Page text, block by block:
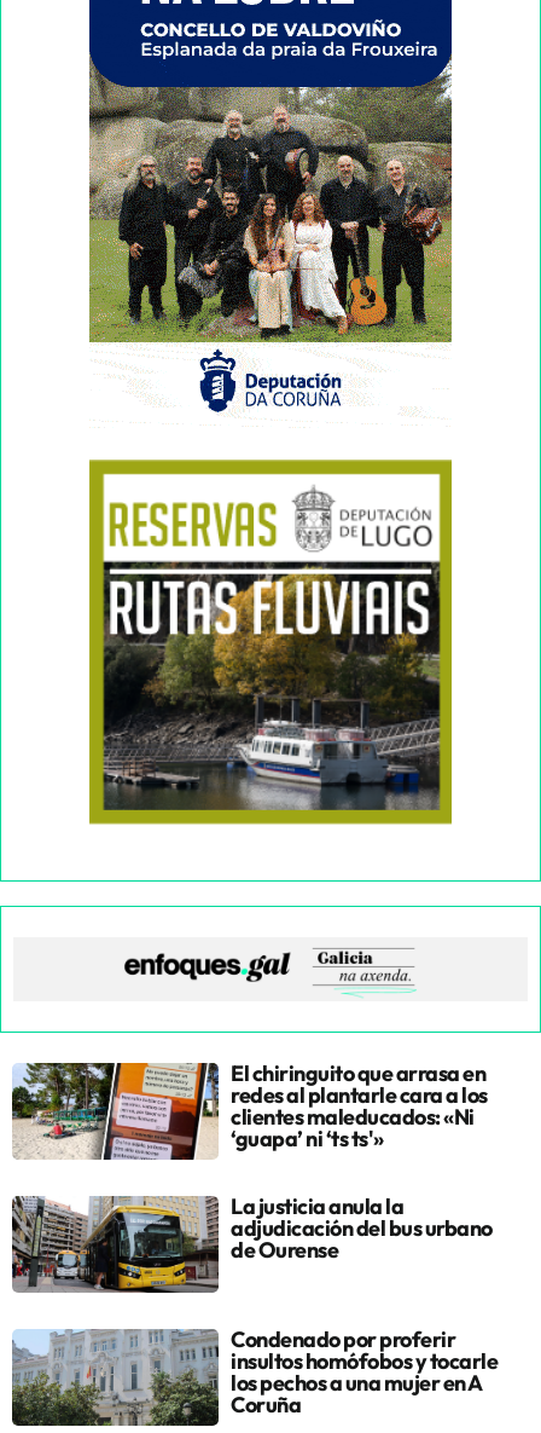
El chiringuito que arrasa en
redes al plantarle cara a los
clientes maleducados: «Ni
‘guapa’ ni ‘ts ts'»
La justicia anula la
adjudicación del bus urbano
de Ourense
Condenado por proferir
insultos homófobos y tocarle
los pechos a una mujer en A
Coruña